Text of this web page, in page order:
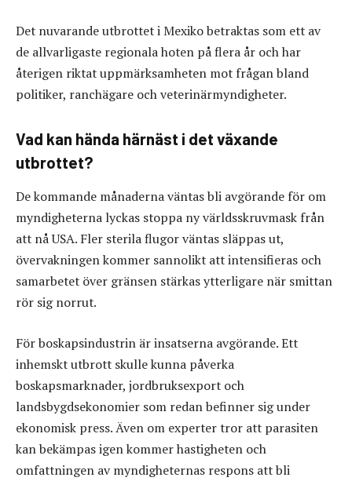
Det nuvarande utbrottet i Mexiko betraktas som ett av
de allvarligaste regionala hoten på flera år och har
återigen riktat uppmärksamheten mot frågan bland
politiker, ranchägare och veterinärmyndigheter.
Vad kan hända härnäst i det växande
utbrottet?
De kommande månaderna väntas bli avgörande för om
myndigheterna lyckas stoppa ny världsskruvmask från
att nå USA. Fler sterila flugor väntas släppas ut,
övervakningen kommer sannolikt att intensifieras och
samarbetet över gränsen stärkas ytterligare när smittan
rör sig norrut.
För boskapsindustrin är insatserna avgörande. Ett
inhemskt utbrott skulle kunna påverka
boskapsmarknader, jordbruksexport och
landsbygdsekonomier som redan befinner sig under
ekonomisk press. Även om experter tror att parasiten
kan bekämpas igen kommer hastigheten och
omfattningen av myndigheternas respons att bli